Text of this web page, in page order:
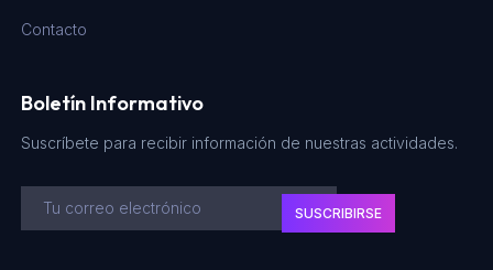
Contacto
Boletín Informativo
Suscríbete para recibir información de nuestras actividades.
SUSCRIBIRSE